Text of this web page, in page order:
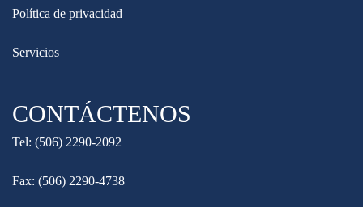
Política de privacidad
Servicios
CONTÁCTENOS
Tel: (506) 2290-2092
Fax: (506) 2290-4738